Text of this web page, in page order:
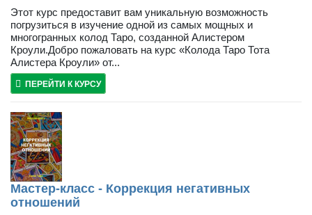
Этот курс предоставит вам уникальную возможность
погрузиться в изучение одной из самых мощных и
многогранных колод Таро, созданной Алистером
Кроули.Добро пожаловать на курс «Колода Таро Тота
Алистера Кроули» от...
ПЕРЕЙТИ К КУРСУ
Мастер-класс - Коррекция негативных
отношений